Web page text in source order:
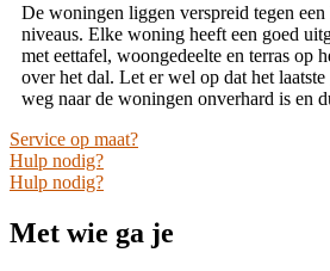
De woningen liggen verspreid tegen
niveaus. Elke woning heeft een goed
met eettafel, woongedeelte en terras op
over het dal. Let er wel op dat het
weg naar de woningen onverhard is en
Service op maat?
Hulp nodig?
Hulp nodig?
Met wie ga je